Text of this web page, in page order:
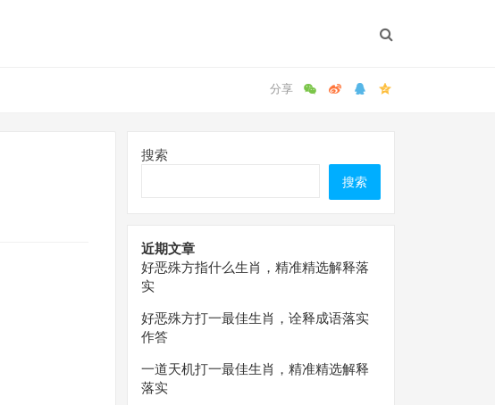
搜索
搜索
近期文章
好恶殊方指什么生肖，精准精选解释落
实
好恶殊方打一最佳生肖，诠释成语落实
作答
一道天机打一最佳生肖，精准精选解释
落实